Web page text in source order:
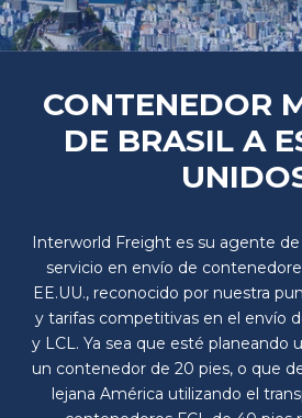
CONTENEDOR
DE BRASIL A
Interworld Freight es su agente
servicio en envío de
EE.UU., reconocido por nuestra
y tarifas competitivas en el envío
y LCL. Ya sea que esté planeando
un contenedor de 20 pies, o que
lejana América utilizando el